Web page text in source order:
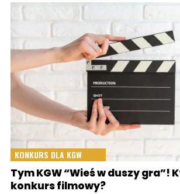
KONKURS DLA KGW
Tym KGW “Wieś w duszy gra”!
konkurs filmowy?